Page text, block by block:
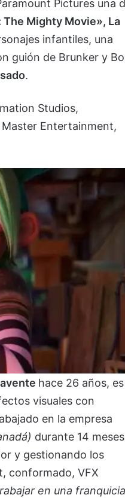
Pictures una
The Mighty Movie», La
infantiles, una
guión de Brunker y
.
Studios,
Entertainment,
hace 26 años, es
visuales con
en la empresa
durante 14
y gestionando los
conformado, VFX
en una franquicia